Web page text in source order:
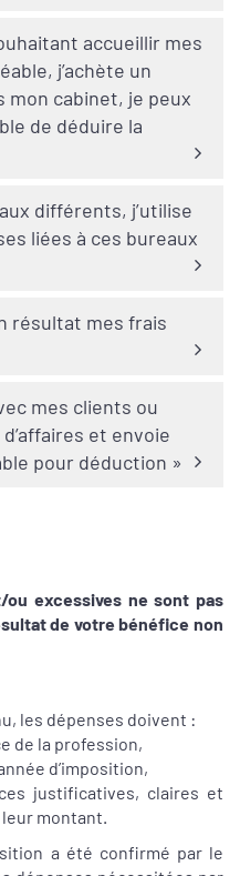
accueillir mes
j’achète un
mon cabinet, je peux
de déduire la
différents, j’utilise
liées à ces bureaux
résultat mes frais
mes clients ou
et envoie
pour déduction »
excessives ne sont pas
de votre bénéfice non
les dépenses doivent :
de la profession,
d’imposition,
justificatives, claires et
montant.
a été confirmé par le